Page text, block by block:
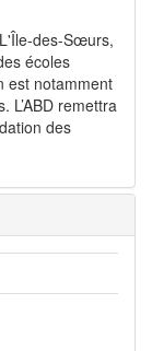
des-Sœurs,
écoles
est notamment
L’ABD remettra
des